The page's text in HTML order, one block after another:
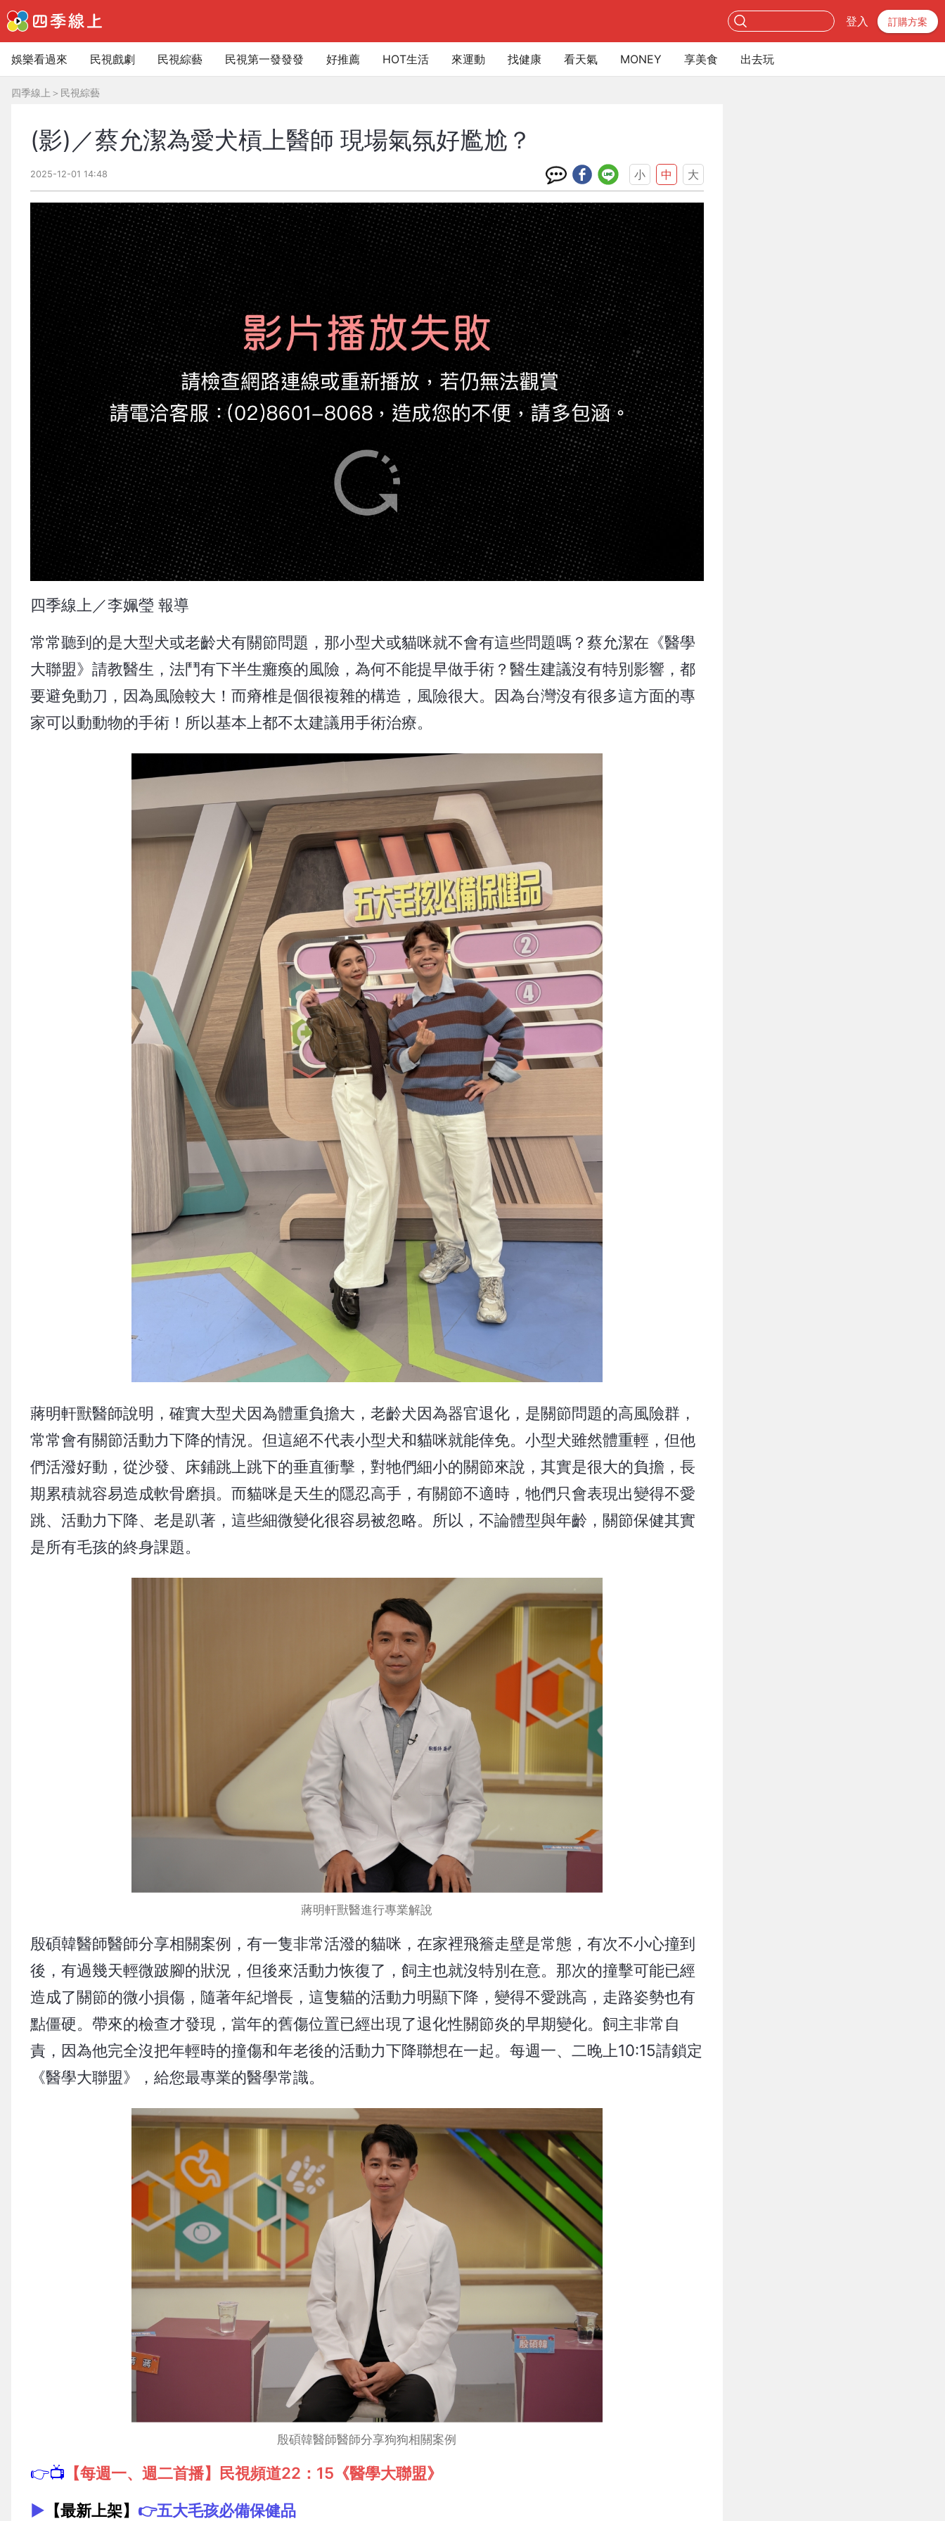
登入 訂購方案
娛樂看過來 民視戲劇 民視綜藝 民視第一發發發 好推薦 HOT生活 來運動 找健康 看天氣 MONEY 享美食 出去玩
四季線上 ＞ 民視綜藝
(影)／蔡允潔為愛犬槓上醫師 現場氣氛好尷尬？
2025-12-01 14:48 小 中 大
四季線上／李姵瑩 報導
常常聽到的是大型犬或老齡犬有關節問題，那小型犬或貓咪就不會有這些問題嗎？蔡允潔在《醫學
大聯盟》請教醫生，法鬥有下半生癱瘓的風險，為何不能提早做手術？醫生建議沒有特別影響，都
要避免動刀，因為風險較大！而瘠椎是個很複雜的構造，風險很大。因為台灣沒有很多這方面的專
家可以動動物的手術！所以基本上都不太建議用手術治療。
蔣明軒獸醫師說明，確實大型犬因為體重負擔大，老齡犬因為器官退化，是關節問題的高風險群，
常常會有關節活動力下降的情況。但這絕不代表小型犬和貓咪就能倖免。小型犬雖然體重輕，但他
們活潑好動，從沙發、床鋪跳上跳下的垂直衝擊，對牠們細小的關節來說，其實是很大的負擔，長
期累積就容易造成軟骨磨損。而貓咪是天生的隱忍高手，有關節不適時，牠們只會表現出變得不愛
跳、活動力下降、老是趴著，這些細微變化很容易被忽略。所以，不論體型與年齡，關節保健其實
是所有毛孩的終身課題。
蔣明軒獸醫進行專業解說
殷碩韓醫師醫師分享相關案例，有一隻非常活潑的貓咪，在家裡飛簷走壁是常態，有次不小心撞到
後，有過幾天輕微跛腳的狀況，但後來活動力恢復了，飼主也就沒特別在意。那次的撞擊可能已經
造成了關節的微小損傷，隨著年紀增長，這隻貓的活動力明顯下降，變得不愛跳高，走路姿勢也有
點僵硬。帶來的檢查才發現，當年的舊傷位置已經出現了退化性關節炎的早期變化。飼主非常自
責，因為他完全沒把年輕時的撞傷和年老後的活動力下降聯想在一起。每週一、二晚上10:15請鎖定
《醫學大聯盟》，給您最專業的醫學常識。
殷碩韓醫師醫師分享狗狗相關案例
👉📺 【每週一、週二首播】民視頻道22：15《醫學大聯盟》
▶️ 【最新上架】 👉五大毛孩必備保健品